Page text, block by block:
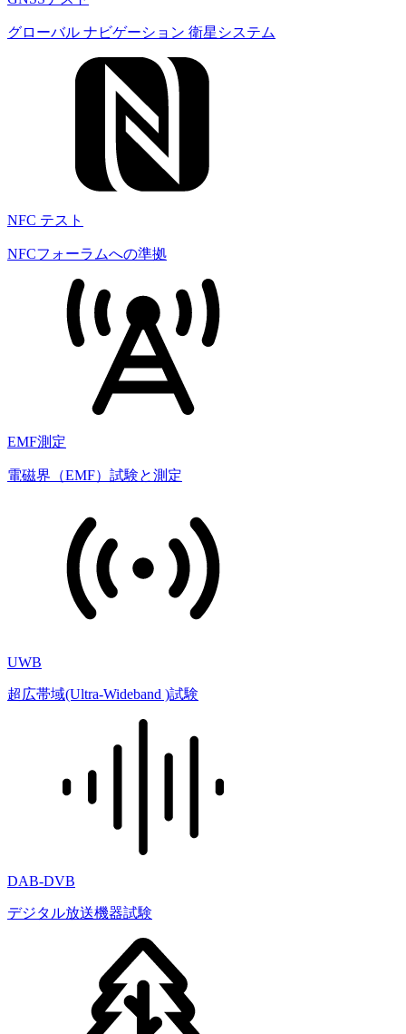
グローバル ナビゲーション 衛星システム
NFC テスト
NFCフォーラムへの準拠
EMF測定
電磁界（EMF）試験と測定
UWB
超広帯域(Ultra-Wideband )試験
DAB-DVB
デジタル放送機器試験